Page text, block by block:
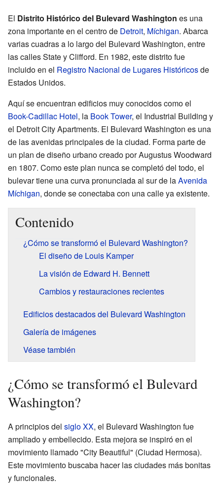
El Distrito Histórico del Bulevard Washington es una
zona importante en el centro de Detroit, Míchigan. Abarca
varias cuadras a lo largo del Bulevard Washington, entre
las calles State y Clifford. En 1982, este distrito fue
incluido en el Registro Nacional de Lugares Históricosde
Estados Unidos.
Aquí se encuentran edificios muy conocidos como el
Book-Cadillac Hotel, la Book Tower, el Industrial Building y
el Detroit City Apartments. El Bulevard Washington es una
de las avenidas principales de la ciudad. Forma parte de
un plan de diseño urbano creado por Augustus Woodward
en 1807. Como este plan nunca se completó del todo, el
bulevar tiene una curva pronunciada al sur de laAvenida
Míchigan, donde se conectaba con una calle ya existente.
Contenido
¿Cómo se transformó el Bulevard Washington?
El diseño de Louis Kamper
La visión de Edward H. Bennett
Cambios y restauraciones recientes
Edificios destacados del Bulevard Washington
Galería de imágenes
Véase también
¿Cómo se transformó el Bulevard
Washington?
A principios del siglo XX, el Bulevard Washington fue
ampliado y embellecido. Esta mejora se inspiró en el
movimiento llamado "City Beautiful" (Ciudad Hermosa).
Este movimiento buscaba hacer las ciudades más bonitas
y funcionales.